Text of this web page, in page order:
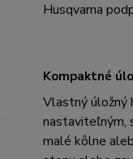
Husqvarna
Kompaktné
Vlastný úložný
nastaviteľným,
malé kôlne